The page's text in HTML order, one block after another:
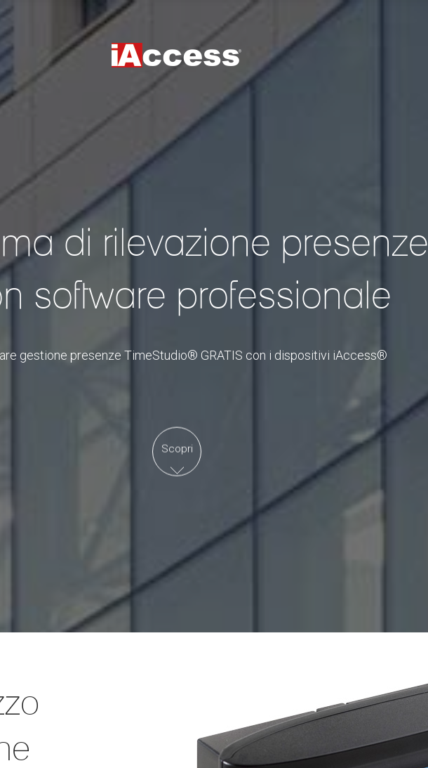
di rilevazione presenze
software professionale
gestione presenze TimeStudio® GRATIS con i dispositivi iAccess®